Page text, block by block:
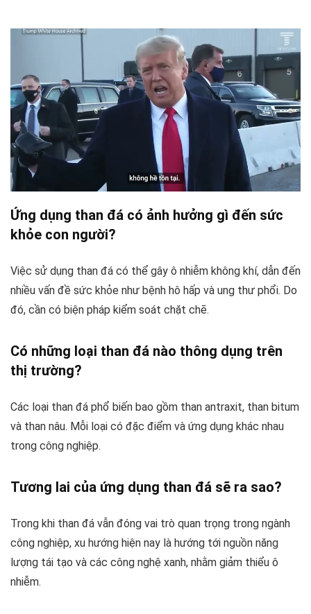
Ứng dụng than đá có ảnh hưởng gì đến sức
khỏe con người?
Việc sử dụng than đá có thể gây ô nhiễm không khí, dẫn đến
nhiều vấn đề sức khỏe như bệnh hô hấp và ung thư phổi. Do
đó, cần có biện pháp kiểm soát chặt chẽ.
Có những loại than đá nào thông dụng trên
thị trường?
Các loại than đá phổ biến bao gồm than antraxit, than bitum
và than nâu. Mỗi loại có đặc điểm và ứng dụng khác nhau
trong công nghiệp.
Tương lai của ứng dụng than đá sẽ ra sao?
Trong khi than đá vẫn đóng vai trò quan trọng trong ngành
công nghiệp, xu hướng hiện nay là hướng tới nguồn năng
lượng tái tạo và các công nghệ xanh, nhằm giảm thiểu ô
nhiễm.